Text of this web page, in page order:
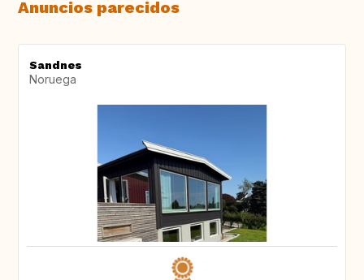
Anuncios parecidos
Sandnes
Noruega